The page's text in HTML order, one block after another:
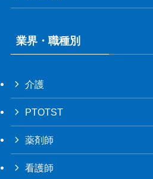
業界・職種別
介護
PTOTST
薬剤師
看護師